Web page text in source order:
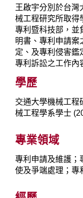
王啟宇分別於台灣
械工程研究所取得
專利暨科技部，並
明書、專利申請案
定、及專利侵害鑑
專利訴訟之工作內
學歷
交通大學機械工程
械工程學系學士
專業領域
專利申請及維護；
使及爭端處理；專